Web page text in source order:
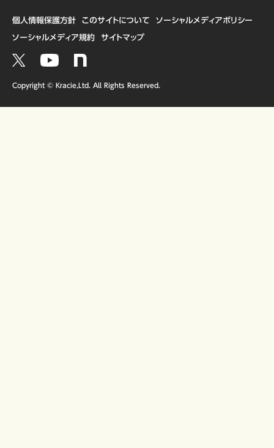
個人情報保護方針 このサイトについて ソーシャルメディアポリシー
ソーシャルメディア規約 サイトマップ
Copyright © Kracie,Ltd. All Rights Reserved.